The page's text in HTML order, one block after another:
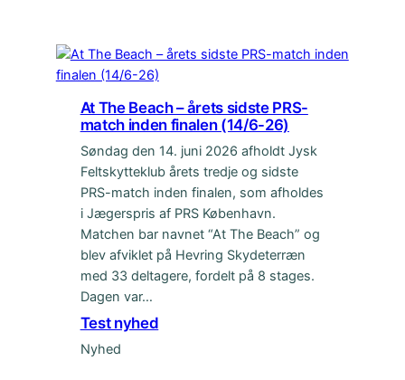
At The Beach – årets sidste PRS-
match inden finalen (14/6-26)
Søndag den 14. juni 2026 afholdt Jysk
Feltskytteklub årets tredje og sidste
PRS-match inden finalen, som afholdes
i Jægerspris af PRS København.
Matchen bar navnet “At The Beach” og
blev afviklet på Hevring Skydeterræn
med 33 deltagere, fordelt på 8 stages.
Dagen var…
Test nyhed
Nyhed